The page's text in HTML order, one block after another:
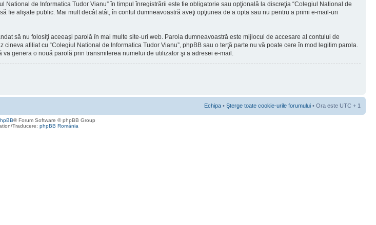
de Informatica Tudor Vianu” în timpul înregistrării este fie obligatorie sau opţională la discreţia “Colegiul National de
fie afişate public. Mai mult decât atât, în contul dumneavoastră aveţi opţiunea de a opta sau nu pentru a primi e-mail-uri
să nu folosiţi aceeaşi parolă în mai multe site-uri web. Parola dumneavoastră este mijlocul de accesare al contului de
afiliat cu “Colegiul National de Informatica Tudor Vianu”, phpBB sau o terţă parte nu vă poate cere în mod legitim parola.
va genera o nouă parolă prin transmiterea numelui de utilizator şi a adresei e-mail.
Echipa • Şterge toate cookie-urile forumului • Ora este UTC + 1
® Forum Software © phpBB Group
Traducere: phpBB România